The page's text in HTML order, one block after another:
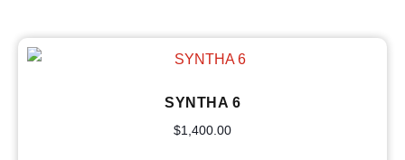
SYNTHA 6
$1,400.00